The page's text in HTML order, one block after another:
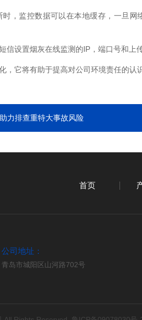
监控数据可以在本地缓存，一旦网
设置烟灰在线监测的IP，端口号和上传
它将有助于提高对公司环境责任的认
力排查重特大事故风险
首页
公司地址：
青岛市城阳区山河路702号